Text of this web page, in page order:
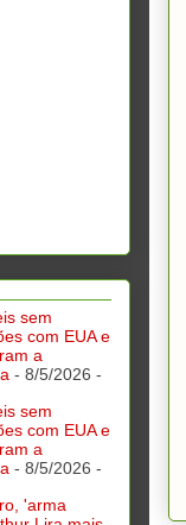
sem
com EUA e
a
- 8/5/2026 -
sem
com EUA e
a
- 8/5/2026 -
'arma